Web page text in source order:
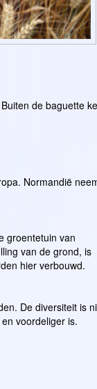
de baguette
Normandië
groentetuin van
van de grond, is
hier verbouwd.
De diversiteit is
voordeliger is.